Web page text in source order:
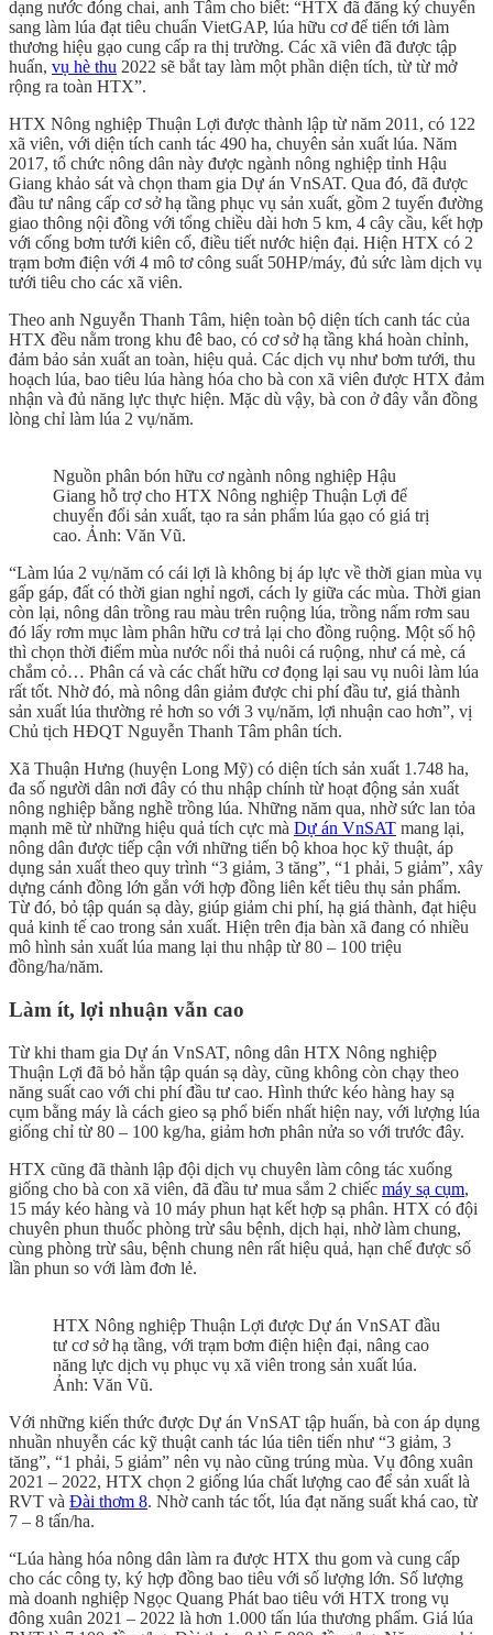
dạng nước đóng chai, anh Tâm cho biết: “HTX đã đăng ký chuyển
sang làm lúa đạt tiêu chuẩn VietGAP, lúa hữu cơ để tiến tới làm
thương hiệu gạo cung cấp ra thị trường. Các xã viên đã được tập
huấn, vụ hè thu 2022 sẽ bắt tay làm một phần diện tích, từ từ mở
rộng ra toàn HTX”.
HTX Nông nghiệp Thuận Lợi được thành lập từ năm 2011, có 122
xã viên, với diện tích canh tác 490 ha, chuyên sản xuất lúa. Năm
2017, tổ chức nông dân này được ngành nông nghiệp tỉnh Hậu
Giang khảo sát và chọn tham gia Dự án VnSAT. Qua đó, đã được
đầu tư nâng cấp cơ sở hạ tầng phục vụ sản xuất, gồm 2 tuyến đường
giao thông nội đồng với tổng chiều dài hơn 5 km, 4 cây cầu, kết hợp
với cống bơm tưới kiên cố, điều tiết nước hiện đại. Hiện HTX có 2
trạm bơm điện với 4 mô tơ công suất 50HP/máy, đủ sức làm dịch vụ
tưới tiêu cho các xã viên.
Theo anh Nguyễn Thanh Tâm, hiện toàn bộ diện tích canh tác của
HTX đều nằm trong khu đê bao, có cơ sở hạ tầng khá hoàn chỉnh,
đảm bảo sản xuất an toàn, hiệu quả. Các dịch vụ như bơm tưới, thu
hoạch lúa, bao tiêu lúa hàng hóa cho bà con xã viên được HTX đảm
nhận và đủ năng lực thực hiện. Mặc dù vậy, bà con ở đây vẫn đồng
lòng chỉ làm lúa 2 vụ/năm.
Nguồn phân bón hữu cơ ngành nông nghiệp Hậu
Giang hỗ trợ cho HTX Nông nghiệp Thuận Lợi để
chuyển đổi sản xuất, tạo ra sản phẩm lúa gạo có giá trị
cao. Ảnh: Văn Vũ.
“Làm lúa 2 vụ/năm có cái lợi là không bị áp lực về thời gian mùa vụ
gấp gáp, đất có thời gian nghỉ ngơi, cách ly giữa các mùa. Thời gian
còn lại, nông dân trồng rau màu trên ruộng lúa, trồng nấm rơm sau
đó lấy rơm mục làm phân hữu cơ trả lại cho đồng ruộng. Một số hộ
thì chọn thời điểm mùa nước nổi thả nuôi cá ruộng, như cá mè, cá
chắm cỏ… Phân cá và các chất hữu cơ đọng lại sau vụ nuôi làm lúa
rất tốt. Nhờ đó, mà nông dân giảm được chi phí đầu tư, giá thành
sản xuất lúa thường rẻ hơn so với 3 vụ/năm, lợi nhuận cao hơn”, vị
Chủ tịch HĐQT Nguyễn Thanh Tâm phân tích.
Xã Thuận Hưng (huyện Long Mỹ) có diện tích sản xuất 1.748 ha,
đa số người dân nơi đây có thu nhập chính từ hoạt động sản xuất
nông nghiệp bằng nghề trồng lúa. Những năm qua, nhờ sức lan tỏa
mạnh mẽ từ những hiệu quả tích cực mà Dự án VnSAT mang lại,
nông dân được tiếp cận với những tiến bộ khoa học kỹ thuật, áp
dụng sản xuất theo quy trình “3 giảm, 3 tăng”, “1 phải, 5 giảm”, xây
dựng cánh đồng lớn gắn với hợp đồng liên kết tiêu thụ sản phẩm.
Từ đó, bỏ tập quán sạ dày, giúp giảm chi phí, hạ giá thành, đạt hiệu
quả kinh tế cao trong sản xuất. Hiện trên địa bàn xã đang có nhiều
mô hình sản xuất lúa mang lại thu nhập từ 80 – 100 triệu
đồng/ha/năm.
Làm ít, lợi nhuận vẫn cao
Từ khi tham gia Dự án VnSAT, nông dân HTX Nông nghiệp
Thuận Lợi đã bỏ hẳn tập quán sạ dày, cũng không còn chạy theo
năng suất cao với chi phí đầu tư cao. Hình thức kéo hàng hay sạ
cụm bằng máy là cách gieo sạ phổ biến nhất hiện nay, với lượng lúa
giống chỉ từ 80 – 100 kg/ha, giảm hơn phân nửa so với trước đây.
HTX cũng đã thành lập đội dịch vụ chuyên làm công tác xuống
giống cho bà con xã viên, đã đầu tư mua sắm 2 chiếc máy sạ cụm,
15 máy kéo hàng và 10 máy phun hạt kết hợp sạ phân. HTX có đội
chuyên phun thuốc phòng trừ sâu bệnh, dịch hại, nhờ làm chung,
cùng phòng trừ sâu, bệnh chung nên rất hiệu quả, hạn chế được số
lần phun so với làm đơn lẻ.
HTX Nông nghiệp Thuận Lợi được Dự án VnSAT đầu
tư cơ sở hạ tầng, với trạm bơm điện hiện đại, nâng cao
năng lực dịch vụ phục vụ xã viên trong sản xuất lúa.
Ảnh: Văn Vũ.
Với những kiến thức được Dự án VnSAT tập huấn, bà con áp dụng
nhuần nhuyễn các kỹ thuật canh tác lúa tiên tiến như “3 giảm, 3
tăng”, “1 phải, 5 giảm” nên vụ nào cũng trúng mùa. Vụ đông xuân
2021 – 2022, HTX chọn 2 giống lúa chất lượng cao để sản xuất là
RVT và Đài thơm 8. Nhờ canh tác tốt, lúa đạt năng suất khá cao, từ
7 – 8 tấn/ha.
“Lúa hàng hóa nông dân làm ra được HTX thu gom và cung cấp
cho các công ty, ký hợp đồng bao tiêu với số lượng lớn. Số lượng
mà doanh nghiệp Ngọc Quang Phát bao tiêu với HTX trong vụ
đông xuân 2021 – 2022 là hơn 1.000 tấn lúa thương phẩm. Giá lúa